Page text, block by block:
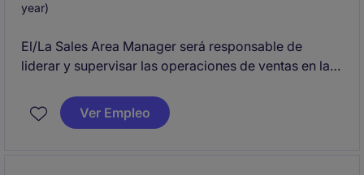
year)
El/La Sales Area Manager será responsable de
liderar y supervisar las operaciones de ventas en la
objetivos comerciales. Este puesto requiere
habilidades estratégicas y experiencia en el sector
Ver Empleo